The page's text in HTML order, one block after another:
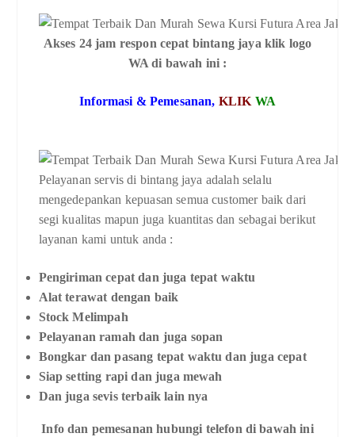
Akses 24 jam respon cepat bintang jaya klik logo
WA di bawah ini :
Informasi & Pemesanan, KLIK WA
Pelayanan servis di bintang jaya adalah selalu
mengedepankan kepuasan semua customer baik dari
segi kualitas mapun juga kuantitas dan sebagai berikut
layanan kami untuk anda :
Pengiriman cepat dan juga tepat waktu
Alat terawat dengan baik
Stock Melimpah
Pelayanan ramah dan juga sopan
Bongkar dan pasang tepat waktu dan juga cepat
Siap setting rapi dan juga mewah
Dan juga sevis terbaik lain nya
Info dan pemesanan hubungi telefon di bawah ini